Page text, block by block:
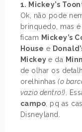
1. Mickey’s
Ok, não pode
brinquedo, mas
ficam Mickey’s
House e
Mickeye da
de olhar os
orelhinhas (o
vazio dentro!).
campo, pq as
Disneyland.